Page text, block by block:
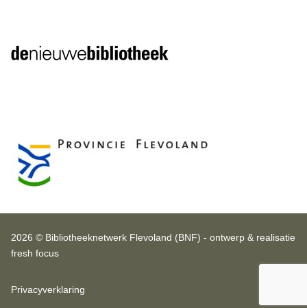
2026 © Bibliotheeknetwerk Flevoland (BNF) - ontwerp & realisatie
fresh focus
Privacyverklaring